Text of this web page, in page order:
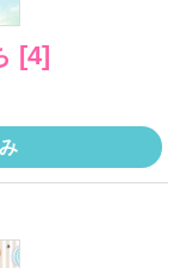
[4]